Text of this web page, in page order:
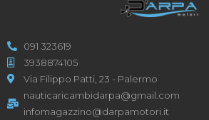
091 323619
3938874105
Via Filippo Patti, 23 - Palermo
nauticaricambidarpa@gmail.com
infomagazzino@darpamotori.it